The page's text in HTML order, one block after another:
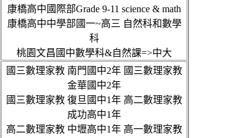
康橋高中國際部Grade 9-11 science & math
康橋高中中學部國一~高三 自然科和數學
科
桃園文昌國中數學科&自然課=>中大
國三數理家教 南門國中2年 國三數理家教
金華國中2年
國三數理家教 復旦國中1年 高二數理家教
成功高中1年
高二數理家教 中壢高中1年 高一數理家教